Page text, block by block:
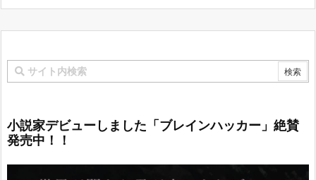
小説家デビューしました「ブレインハッカー」絶賛
発売中！！